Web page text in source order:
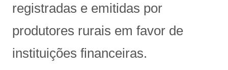
registradas e emitidas por
produtores rurais em favor de
instituições financeiras.